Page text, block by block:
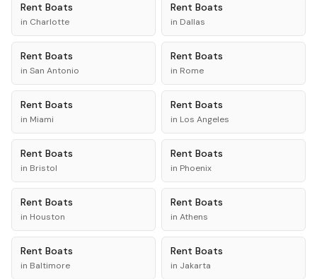
Rent Boats
in Charlotte
Rent Boats
in Dallas
Rent Boats
in San Antonio
Rent Boats
in Rome
Rent Boats
in Miami
Rent Boats
in Los Angeles
Rent Boats
in Bristol
Rent Boats
in Phoenix
Rent Boats
in Houston
Rent Boats
in Athens
Rent Boats
in Baltimore
Rent Boats
in Jakarta